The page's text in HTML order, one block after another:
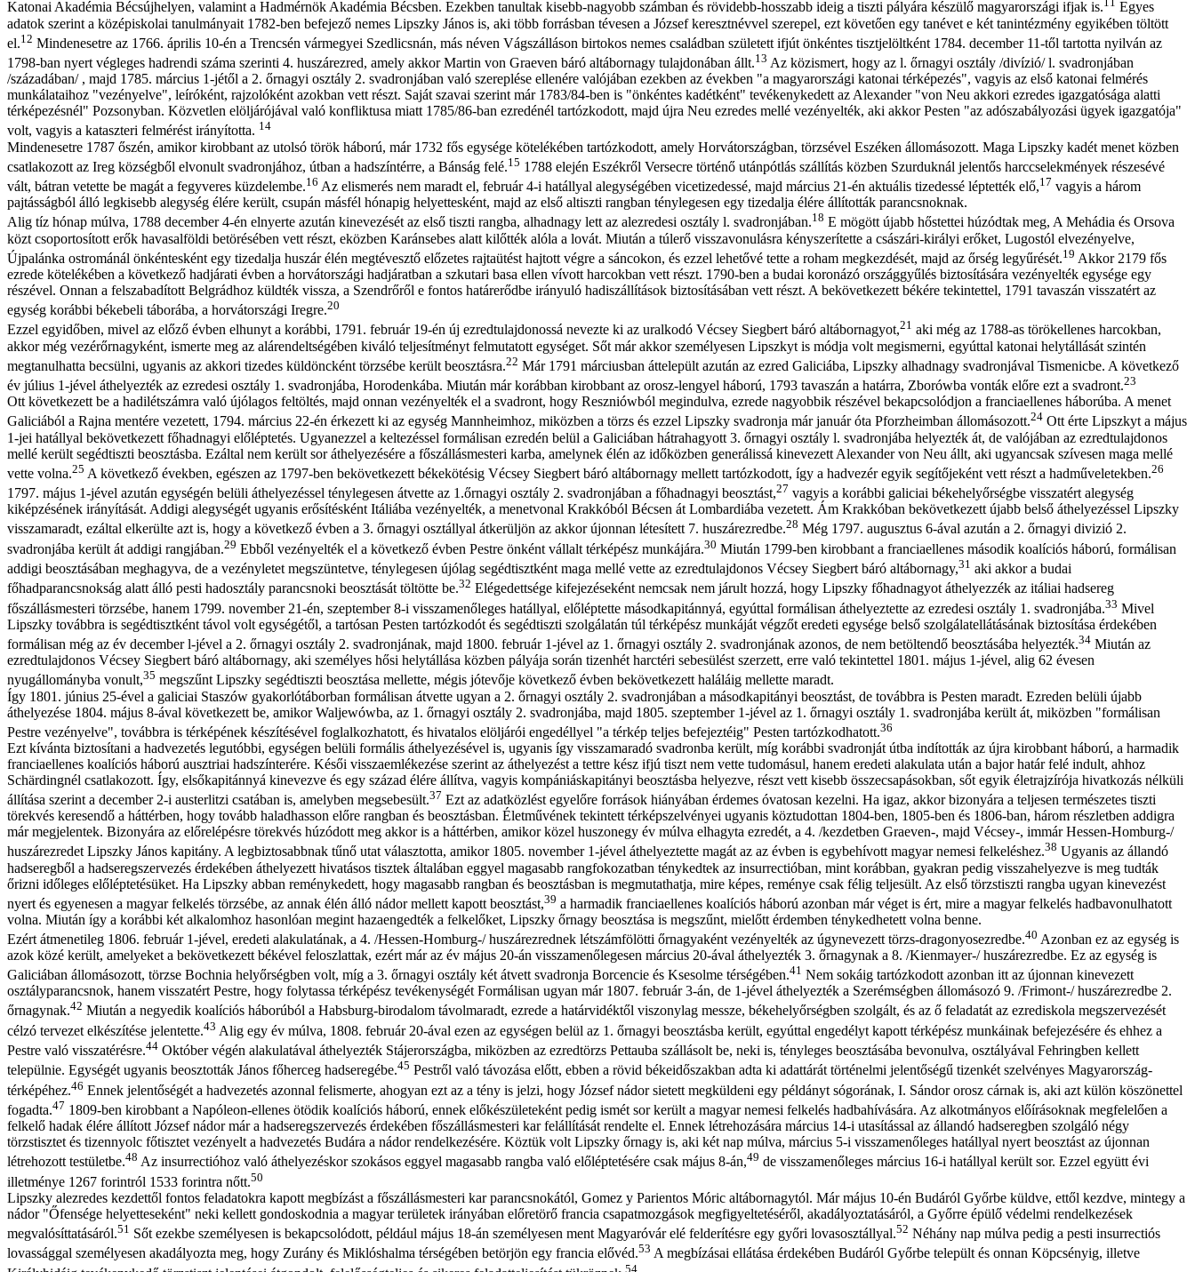
Katonai Akadémia Bécsújhelyen, valamint a Hadmérnök Akadémia Bécsben. Ezekben tanultak kisebb-nagyobb számban és rövidebb-hosszabb ideig a tiszti pályára készülő magyarországi ifjak is.
Egyes
adatok szerint a középiskolai tanulmányait 1782-ben befejező nemes Lipszky János is, aki több forrásban tévesen a József keresztnévvel szerepel, ezt követően egy tanévet e két tanintézmény egyikében töltött
el.12 Mindenesetre az 1766. április 10-én a Trencsén vármegyei Szedlicsnán, más néven Vágszálláson birtokos nemes családban született ifjút önkéntes tisztjelöltként 1784. december 11-től tartotta nyilván az
1798-ban nyert végleges hadrendi száma szerinti 4. huszárezred, amely akkor Martin von Graeven báró altábornagy tulajdonában állt.13 Az közismert, hogy az l. őrnagyi osztály /divízió/ l. svadronjában
/századában/ , majd 1785. március 1-jétől a 2. őrnagyi osztály 2. svadronjában való szereplése ellenére valójában ezekben az években "a magyarországi katonai térképezés", vagyis az első katonai felmérés
munkálataihoz "vezényelve", leíróként, rajzolóként azokban vett részt. Saját szavai szerint már 1783/84-ben is "önkéntes kadétként" tevékenykedett az Alexander "von Neu akkori ezredes igazgatósága alatti
térképezésnél" Pozsonyban. Közvetlen elöljárójával való konfliktusa miatt 1785/86-ban ezredénél tartózkodott, majd újra Neu ezredes mellé vezényelték, aki akkor Pesten "az adószabályozási ügyek igazgatója"
volt, vagyis a kataszteri felmérést irányította. 14
Mindenesetre 1787 őszén, amikor kirobbant az utolsó török háború, már 1732 fős egysége kötelékében tartózkodott, amely Horvátországban, törzsével Eszéken állomásozott. Maga Lipszky kadét menet közben
csatlakozott az Ireg községből elvonult svadronjához, útban a hadszíntérre, a Bánság felé.15 1788 elején Eszékről Versecre történő utánpótlás szállítás közben Szurduknál jelentős harccselekmények részesévé
vált, bátran vetette be magát a fegyveres küzdelembe.16 Az elismerés nem maradt el, február 4-i hatállyal alegységében vicetizedessé, majd március 21-én aktuális tizedessé léptették elő,17 vagyis a három
pajtásságból álló legkisebb alegység élére került, csupán másfél hónapig helyettesként, majd az első altiszti rangban ténylegesen egy tizedalja élére állították parancsnoknak.
Alig tíz hónap múlva, 1788 december 4-én elnyerte azután kinevezését az első tiszti rangba, alhadnagy lett az alezredesi osztály l. svadronjában.18 E mögött újabb hőstettei húzódtak meg, A Mehádia és Orsova
közt csoportosított erők havasalföldi betörésében vett részt, eközben Karánsebes alatt kilőtték alóla a lovát. Miután a túlerő visszavonulásra kényszerítette a császári-királyi erőket, Lugostól elvezényelve,
Újpalánka ostrománál önkéntesként egy tizedalja huszár élén megtévesztő előzetes rajtaütést hajtott végre a sáncokon, és ezzel lehetővé tette a roham megkezdését, majd az őrség legyűrését.19 Akkor 2179 fős
ezrede kötelékében a következő hadjárati évben a horvátországi hadjáratban a szkutari basa ellen vívott harcokban vett részt. 1790-ben a budai koronázó országgyűlés biztosítására vezényelték egysége egy
részével. Onnan a felszabadított Belgrádhoz küldték vissza, a Szendrőről e fontos határerődbe irányuló hadiszállítások biztosításában vett részt. A bekövetkezett békére tekintettel, 1791 tavaszán visszatért az
egység korábbi békebeli táborába, a horvátországi Iregre.20
Ezzel egyidőben, mivel az előző évben elhunyt a korábbi, 1791. február 19-én új ezredtulajdonossá nevezte ki az uralkodó Vécsey Siegbert báró altábornagyot,21 aki még az 1788-as törökellenes harcokban,
akkor még vezérőrnagyként, ismerte meg az alárendeltségében kiváló teljesítményt felmutatott egységet. Sőt már akkor személyesen Lipszkyt is módja volt megismerni, egyúttal katonai helytállását szintén
megtanulhatta becsülni, ugyanis az akkori tizedes küldöncként törzsébe került beosztásra.22 Már 1791 márciusban áttelepült azután az ezred Galiciába, Lipszky alhadnagy svadronjával Tismenicbe. A következő
év július 1-jével áthelyezték az ezredesi osztály 1. svadronjába, Horodenkába. Miután már korábban kirobbant az orosz-lengyel háború, 1793 tavaszán a határra, Zborówba vonták előre ezt a svadront.23
Ott következett be a hadilétszámra való újólagos feltöltés, majd onnan vezényelték el a svadront, hogy Reszniówból megindulva, ezrede nagyobbik részével bekapcsolódjon a franciaellenes háborúba. A menet
Galiciából a Rajna mentére vezetett, 1794. március 22-én érkezett ki az egység Mannheimhoz, miközben a törzs és ezzel Lipszky svadronja már január óta Pforzheimban állomásozott.24 Ott érte Lipszkyt a május
1-jei hatállyal bekövetkezett főhadnagyi előléptetés. Ugyanezzel a keltezéssel formálisan ezredén belül a Galiciában hátrahagyott 3. őrnagyi osztály l. svadronjába helyezték át, de valójában az ezredtulajdonos
mellé került segédtiszti beosztásba. Ezáltal nem került sor áthelyezésére a főszállásmesteri karba, amelynek élén az időközben generálissá kinevezett Alexander von Neu állt, aki ugyancsak szívesen maga mellé
vette volna.25 A következő években, egészen az 1797-ben bekövetkezett békekötésig Vécsey Siegbert báró altábornagy mellett tartózkodott, így a hadvezér egyik segítőjeként vett részt a hadműveletekben.26
1797. május 1-jével azután egységén belüli áthelyezéssel ténylegesen átvette az 1.őrnagyi osztály 2. svadronjában a főhadnagyi beosztást,27 vagyis a korábbi galiciai békehelyőrségbe visszatért alegység
kiképzésének irányítását. Addigi alegységét ugyanis erősítésként Itáliába vezényelték, a menetvonal Krakkóból Bécsen át Lombardiába vezetett. Ám Krakkóban bekövetkezett újabb belső áthelyezéssel Lipszky
visszamaradt, ezáltal elkerülte azt is, hogy a következő évben a 3. őrnagyi osztállyal átkerüljön az akkor újonnan létesített 7. huszárezredbe.28 Még 1797. augusztus 6-ával azután a 2. őrnagyi divizió 2.
svadronjába került át addigi rangjában.29 Ebből vezényelték el a következő évben Pestre önként vállalt térképész munkájára.30 Miután 1799-ben kirobbant a franciaellenes második koalíciós háború, formálisan
addigi beosztásában meghagyva, de a vezényletet megszüntetve, ténylegesen újólag segédtisztként maga mellé vette az ezredtulajdonos Vécsey Siegbert báró altábornagy,31 aki akkor a budai
főhadparancsnokság alatt álló pesti hadosztály parancsnoki beosztását töltötte be.32 Elégedettsége kifejezéseként nemcsak nem járult hozzá, hogy Lipszky főhadnagyot áthelyezzék az itáliai hadsereg
főszállásmesteri törzsébe, hanem 1799. november 21-én, szeptember 8-i visszamenőleges hatállyal, előléptette másodkapitánnyá, egyúttal formálisan áthelyeztette az ezredesi osztály 1. svadronjába.33 Mivel
Lipszky továbbra is segédtisztként távol volt egységétől, a tartósan Pesten tartózkodót és segédtiszti szolgálatán túl térképész munkáját végzőt eredeti egysége belső szolgálatellátásának biztosítása érdekében
formálisan még az év december l-jével a 2. őrnagyi osztály 2. svadronjának, majd 1800. február 1-jével az 1. őrnagyi osztály 2. svadronjának azonos, de nem betöltendő beosztásába helyezték.34 Miután az
ezredtulajdonos Vécsey Siegbert báró altábornagy, aki személyes hősi helytállása közben pályája során tizenhét harctéri sebesülést szerzett, erre való tekintettel 1801. május 1-jével, alig 62 évesen
nyugállományba vonult,35 megszűnt Lipszky segédtiszti beosztása mellette, mégis jótevője következő évben bekövetkezett haláláig mellette maradt.
Így 1801. június 25-ével a galiciai Staszów gyakorlótáborban formálisan átvette ugyan a 2. őrnagyi osztály 2. svadronjában a másodkapitányi beosztást, de továbbra is Pesten maradt. Ezreden belüli újabb
áthelyezése 1804. május 8-ával következett be, amikor Waljewówba, az 1. őrnagyi osztály 2. svadronjába, majd 1805. szeptember 1-jével az 1. őrnagyi osztály 1. svadronjába került át, miközben "formálisan
Pestre vezényelve", továbbra is térképének készítésével foglalkozhatott, és hivatalos elöljárói engedéllyel "a térkép teljes befejeztéig" Pesten tartózkodhatott.36
Ezt kívánta biztosítani a hadvezetés legutóbbi, egységen belüli formális áthelyezésével is, ugyanis így visszamaradó svadronba került, míg korábbi svadronját útba indították az újra kirobbant háború, a harmadik
franciaellenes koalíciós háború ausztriai hadszínterére. Késői visszaemlékezése szerint az áthelyezést a tettre kész ifjú tiszt nem vette tudomásul, hanem eredeti alakulata után a bajor határ felé indult, ahhoz
Schärdingnél csatlakozott. Így, elsőkapitánnyá kinevezve és egy század élére állítva, vagyis kompániáskapitányi beosztásba helyezve, részt vett kisebb összecsapásokban, sőt egyik életrajzírója hivatkozás nélküli
állítása szerint a december 2-i austerlitzi csatában is, amelyben megsebesült.37 Ezt az adatközlést egyelőre források hiányában érdemes óvatosan kezelni. Ha igaz, akkor bizonyára a teljesen természetes tiszti
törekvés keresendő a háttérben, hogy tovább haladhasson előre rangban és beosztásban. Életművének tekintett térképszelvényei ugyanis köztudottan 1804-ben, 1805-ben és 1806-ban, három részletben addigra
már megjelentek. Bizonyára az előrelépésre törekvés húzódott meg akkor is a háttérben, amikor közel huszonegy év múlva elhagyta ezredét, a 4. /kezdetben Graeven-, majd Vécsey-, immár Hessen-Homburg-/
huszárezredet Lipszky János kapitány. A legbiztosabbnak tűnő utat választotta, amikor 1805. november 1-jével áthelyeztette magát az az évben is egybehívott magyar nemesi felkeléshez.38 Ugyanis az állandó
hadseregből a hadseregszervezés érdekében áthelyezett hivatásos tisztek általában eggyel magasabb rangfokozatban ténykedtek az insurrectióban, mint korábban, gyakran pedig visszahelyezve is meg tudták
őrizni időleges előléptetésüket. Ha Lipszky abban reménykedett, hogy magasabb rangban és beosztásban is megmutathatja, mire képes, reménye csak félig teljesült. Az első törzstiszti rangba ugyan kinevezést
nyert és egyenesen a magyar felkelés törzsébe, az annak élén álló nádor mellett kapott beosztást,39 a harmadik franciaellenes koalíciós háború azonban már véget is ért, mire a magyar felkelés hadbavonulhatott
volna. Miután így a korábbi két alkalomhoz hasonlóan megint hazaengedték a felkelőket, Lipszky őrnagy beosztása is megszűnt, mielőtt érdemben ténykedhetett volna benne.
Ezért átmenetileg 1806. február 1-jével, eredeti alakulatának, a 4. /Hessen-Homburg-/ huszárezrednek létszámfölötti őrnagyaként vezényelték az úgynevezett törzs-dragonyosezredbe.40 Azonban ez az egység is
azok közé került, amelyeket a bekövetkezett békével feloszlattak, ezért már az év május 20-án visszamenőlegesen március 20-ával áthelyezték 3. őrnagynak a 8. /Kienmayer-/ huszárezredbe. Ez az egység is
Galiciában állomásozott, törzse Bochnia helyőrségben volt, míg a 3. őrnagyi osztály két átvett svadronja Borcencie és Ksesolme térségében.41 Nem sokáig tartózkodott azonban itt az újonnan kinevezett
osztályparancsnok, hanem visszatért Pestre, hogy folytassa térképész tevékenységét Formálisan ugyan már 1807. február 3-án, de 1-jével áthelyezték a Szerémségben állomásozó 9. /Frimont-/ huszárezredbe 2.
őrnagynak.42 Miután a negyedik koalíciós háborúból a Habsburg-birodalom távolmaradt, ezrede a határvidéktől viszonylag messze, békehelyőrségben szolgált, és az ő feladatát az ezrediskola megszervezését
célzó tervezet elkészítése jelentette.43 Alig egy év múlva, 1808. február 20-ával ezen az egységen belül az 1. őrnagyi beosztásba került, egyúttal engedélyt kapott térképész munkáinak befejezésére és ehhez a
Pestre való visszatérésre.44 Október végén alakulatával áthelyezték Stájerországba, miközben az ezredtörzs Pettauba szállásolt be, neki is, tényleges beosztásába bevonulva, osztályával Fehringben kellett
települnie. Egységét ugyanis beosztották János főherceg hadseregébe.45 Pestről való távozása előtt, ebben a rövid békeidőszakban adta ki adattárát történelmi jelentőségű tizenkét szelvényes Magyarország-
térképéhez.46 Ennek jelentőségét a hadvezetés azonnal felismerte, ahogyan ezt az a tény is jelzi, hogy József nádor sietett megküldeni egy példányt sógorának, I. Sándor orosz cárnak is, aki azt külön köszönettel
fogadta.47 1809-ben kirobbant a Napóleon-ellenes ötödik koalíciós háború, ennek előkészületeként pedig ismét sor került a magyar nemesi felkelés hadbahívására. Az alkotmányos előírásoknak megfelelően a
felkelő hadak élére állított József nádor már a hadseregszervezés érdekében főszállásmesteri kar felállítását rendelte el. Ennek létrehozására március 14-i utasítással az állandó hadseregben szolgáló négy
törzstisztet és tizennyolc főtisztet vezényelt a hadvezetés Budára a nádor rendelkezésére. Köztük volt Lipszky őrnagy is, aki két nap múlva, március 5-i visszamenőleges hatállyal nyert beosztást az újonnan
létrehozott testületbe.48 Az insurrectióhoz való áthelyezéskor szokásos eggyel magasabb rangba való előléptetésére csak május 8-án,49 de visszamenőleges március 16-i hatállyal került sor. Ezzel együtt évi
illetménye 1267 forintról 1533 forintra nőtt.50
Lipszky alezredes kezdettől fontos feladatokra kapott megbízást a főszállásmesteri kar parancsnokától, Gomez y Parientos Móric altábornagytól. Már május 10-én Budáról Győrbe küldve, ettől kezdve, mintegy a
nádor "Őfensége helyetteseként" neki kellett gondoskodnia a magyar területek irányában előretörő francia csapatmozgások megfigyeltetéséről, akadályoztatásáról, a Győrre épülő védelmi rendelkezések
megvalósíttatásáról.51 Sőt ezekbe személyesen is bekapcsolódott, például május 18-án személyesen ment Magyaróvár elé felderítésre egy győri lovasosztállyal.52 Néhány nap múlva pedig a pesti insurrectiós
lovassággal személyesen akadályozta meg, hogy Zurány és Miklóshalma térségében betörjön egy francia elővéd.53 A megbízásai ellátása érdekében Budáról Győrbe települt és onnan Köpcsényig, illetve
54